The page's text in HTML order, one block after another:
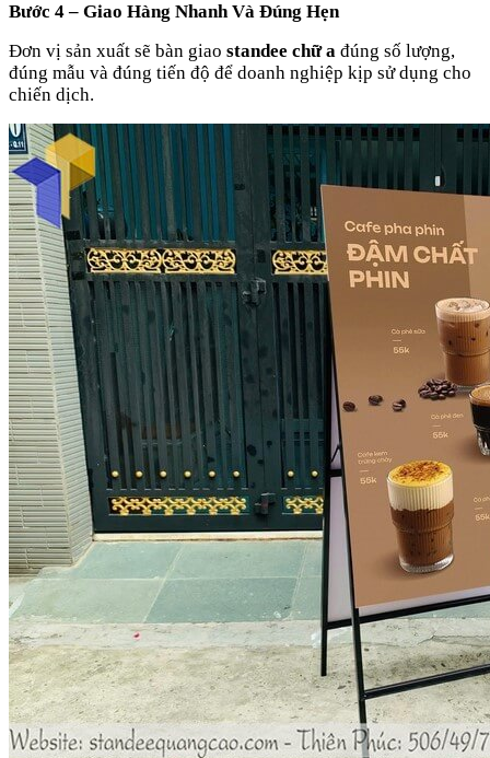
Bước 4 – Giao Hàng Nhanh Và Đúng Hẹn
Đơn vị sản xuất sẽ bàn giao standee chữ a đúng số lượng,
đúng mẫu và đúng tiến độ để doanh nghiệp kịp sử dụng cho
chiến dịch.